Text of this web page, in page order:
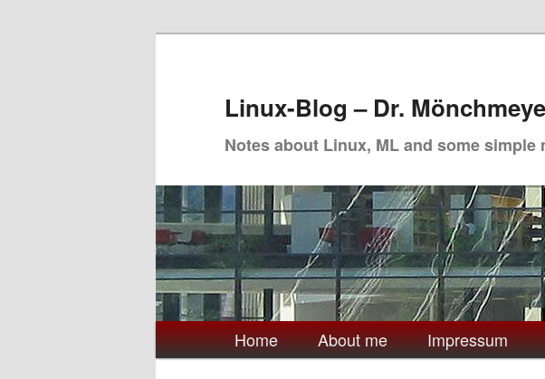
Linux-Blog – Dr.
Notes about Linux, ML and some
Main
menu
Home About me Impressum